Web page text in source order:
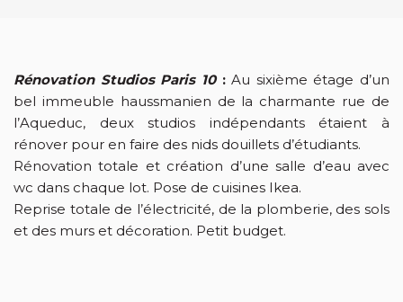
Rénovation Studios Paris 10:Au sixième étage d’un
bel immeuble haussmanien de la charmante rue de
l’Aqueduc, deux studios indépendants étaient à
rénover pour en faire des nids douillets d’étudiants.
Rénovation totale et création d’une salle d’eau avec
wc dans chaque lot. Pose de cuisines Ikea.
Reprise totale de l’électricité, de la plomberie, des sols
et des murs et décoration. Petit budget.